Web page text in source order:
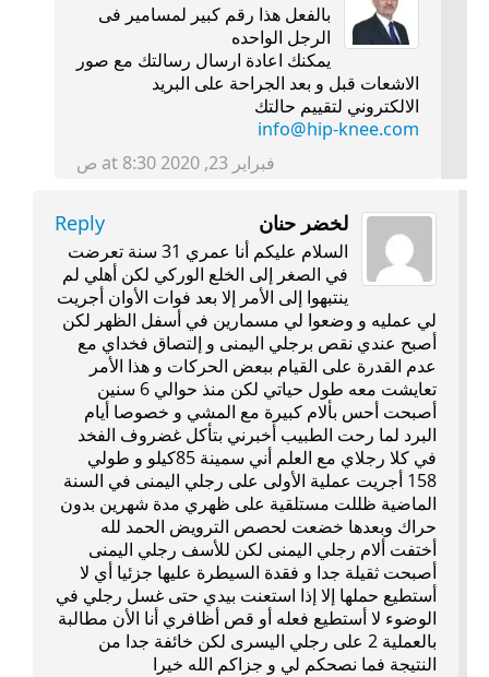
بالفعل هذا رقم كبير لمسامير فى
الرجل الواحده
يمكنك اعادة ارسال رسالتك مع صور
الاشعات قبل و بعد الجراحة على البريد
الالكتروني لتقييم حالتك
info@hip-knee.com
فبراير 23, 2020 at 8:30 ص
لخضر حنان Reply
السلام عليكم أنا عمري 31 سنة تعرضت
في الصغر إلى الخلع الوركي لكن أهلي لم
ينتبهوا إلى الأمر إلا بعد فوات الأوان أجريت
لي عمليه و وضعوا لي مسمارين في أسفل الظهر لكن
أصبح عندي نقص برجلي اليمنى و إلتصاق فخداي مع
عدم القدرة على القيام ببعض الحركات و هذا الأمر
تعايشت معه طول حياتي لكن منذ حوالي 6 سنين
أصبحت أحس بألام كبيرة مع المشي و خصوصا أيام
البرد لما رحت الطبيب أخبرني بتأكل غضروف الفخد
في كلا رجلاي مع العلم أني سمينة 85كيلو و طولي
158 أجريت عملية الأولى على رجلي اليمنى في السنة
الماضية ظللت مستلقية على ظهري مدة شهرين بدون
حراك وبعدها خضعت لحصص الترويض الحمد لله
أختفت ألام رجلي اليمنى لكن للأسف رجلي اليمنى
أصبحت ثقيلة جدا و فقدة السيطرة عليها جزئيا أي لا
أستطيع حملها إلا إذا استعنت بيدي حتى غسل رجلي في
الوضوء لا أستطيع فعله أو قص أظافري أنا الأن مطالبة
بالعملية 2 على رجلي اليسرى لكن خائفة جدا من
النتيجة فما نصحكم لي و جزاكم الله خيرا